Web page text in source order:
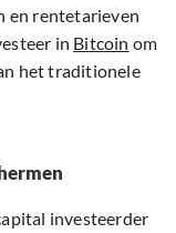
en rentetarieven
in Bitcoin om
het traditionele
investeerder